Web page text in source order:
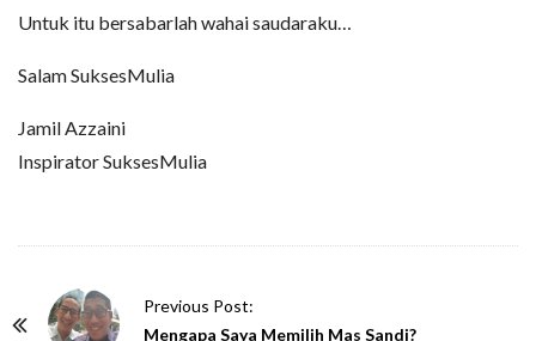
Untuk itu bersabarlah wahai saudaraku…
Salam SuksesMulia
Jamil Azzaini
Inspirator SuksesMulia
Previous Post:
Mengapa Saya Memilih Mas Sandi?